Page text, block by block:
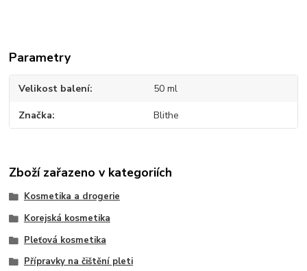
Parametry
Velikost balení 50 ml
Značka Blithe
Zboží zařazeno v kategoriích
Kosmetika a drogerie
Korejská kosmetika
Pleťová kosmetika
Přípravky na čištění pleti